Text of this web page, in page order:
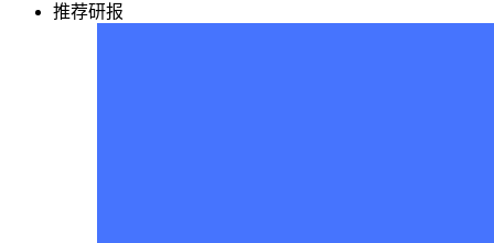
推荐研报